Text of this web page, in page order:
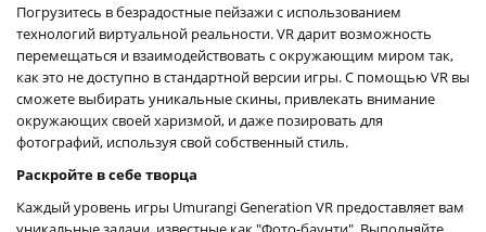
Погрузитесь в безрадостные пейзажи с использованием
технологий виртуальной реальности. VR дарит возможность
перемещаться и взаимодействовать с окружающим миром так,
как это не доступно в стандартной версии игры. С помощью VR вы
сможете выбирать уникальные скины, привлекать внимание
окружающих своей харизмой, и даже позировать для
фотографий, используя свой собственный стиль.
Раскройте в себе творца
Каждый уровень игры Umurangi Generation VR предоставляет вам